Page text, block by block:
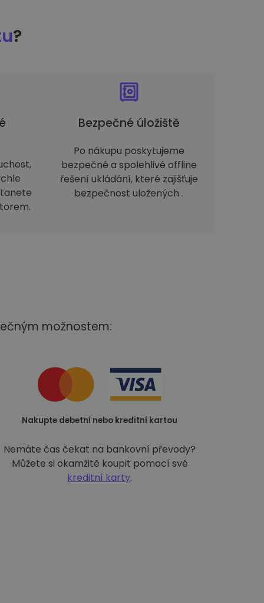
?
Bezpečné úložiště
Po nákupu poskytujeme
bezpečné a spolehlivé offline
řešení ukládání, které zajišťuje
bezpečnost uložených .
možnostem:
Nakupte debetní nebo kreditní kartou
Nemáte čas čekat na bankovní převody?
Můžete si okamžitě koupit pomocí své
kreditní karty.